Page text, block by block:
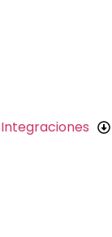
Integraciones